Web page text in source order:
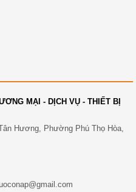
MẠI - DỊCH VỤ - THIẾT BỊ
Hương, Phường Phú Thọ Hòa,